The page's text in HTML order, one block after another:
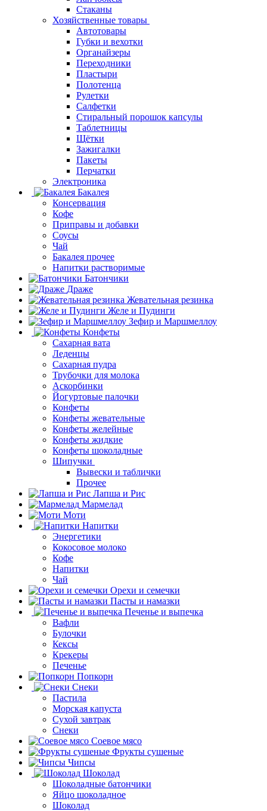
Стаканы
Хозяйственные товары
Автотовары
Губки и вехотки
Органайзеры
Переходники
Пластыри
Полотенца
Рулетки
Салфетки
Стиральный порошок капсулы
Таблетницы
Щётки
Зажигалки
Пакеты
Перчатки
Электроника
Бакалея
Консервация
Кофе
Приправы и добавки
Соусы
Чай
Бакалея прочее
Напитки растворимые
Батончики
Драже
Жевательная резинка
Желе и Пудинги
Зефир и Маршмеллоу
Конфеты
Сахарная вата
Леденцы
Сахарная пудра
Трубочки для молока
Аскорбинки
Йогуртовые палочки
Конфеты
Конфеты жевательные
Конфеты желейные
Конфеты жидкие
Конфеты шоколадные
Шипучки
Вывески и таблички
Прочее
Лапша и Рис
Мармелад
Моти
Напитки
Энергетики
Кокосовое молоко
Кофе
Напитки
Чай
Орехи и семечки
Пасты и намазки
Печенье и выпечка
Вафли
Булочки
Кексы
Крекеры
Печенье
Попкорн
Снеки
Пастила
Морская капуста
Сухой завтрак
Снеки
Соевое мясо
Фрукты сушеные
Чипсы
Шоколад
Шоколадные батончики
Яйцо шоколадное
Шоколад